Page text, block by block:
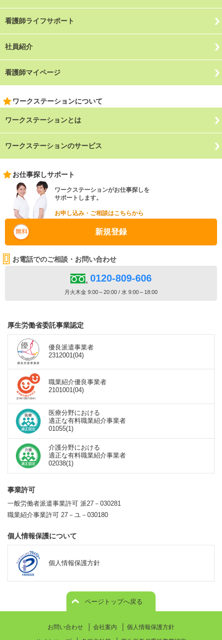
看護師ライフサポート
社員紹介
看護師マイページ
ワークステーションについて
ワークステーションとは
ワークステーションのサービス
お仕事探しサポート
ワークステーションがお仕事探しを
サポートします。
お申し込み・ご相談はこちらから
新規登録
お電話でのご相談・お問い合わせ
0120-809-606
月火木金 9:00～20:00 / 水 9:00～18:00
厚生労働省委託事業認定
優良派遣事業者
2312001(04)
職業紹介優良事業者
2101001(04)
医療分野における
適正な有料職業紹介事業者
01055(1)
介護分野における
適正な有料職業紹介事業者
02038(1)
事業許可
一般労働者派遣事業許可 派27－030281
職業紹介事業許可 27－ユ－030180
個人情報保護について
個人情報保護方針
ページトップへ戻る
お問い合わせ 会社案内 個人情報保護方針